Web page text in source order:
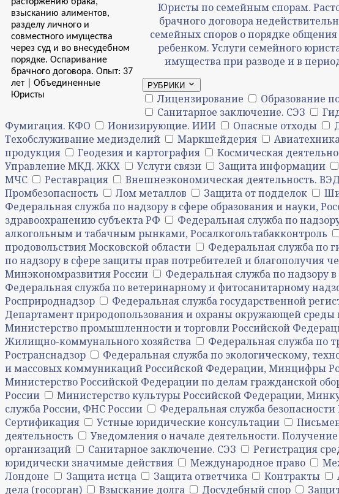
Юристы по семейным спорам.
брачного договора
семейных споров о порядке
ребенком. Услуги семейного
имущества при разводе и в
РУБРИКИ
Лицензирование Образование
Санитарное заключение. СЭЗ
Фумигация. КФО
Ионизирующие. ИИИ Опасные отходы
Техобслуживание медизделий
Маркшейдерия
продукция
Геодезия и картография Космическая
Управление МКД. ЖКХ
Услуги связи Защита информации
МЧС
Реставрация Внешнеэкономическая деятельность. ВЭД
Промбезопасность
Лом металлов Защита от подделок
Федеральная служба по надзору в сфере образования и науки,
здравоохранению субъекта РФ
Федеральная служба по
алкогольным и табачным рынками, Росалкогольтабакконтроль
продовольствия Московской области
Федеральная служба по
по надзору в сфере защиты прав потребителей и благополучия
Минэкономразвития России
Федеральная служба по надзору
Федеральная служба по ветеринарному и фитосанитарному
Росприроднадзор
Федеральная служба государственной
Департамент природопользования и охраны окружающей среды
Министерство промышленности и торговли Российской
Жилищно-коммунального хозяйства
Федеральная служба по
Ространснадзор
Федеральная служба по экологическому,
и массовых коммуникаций Российской Федерации, Минцифры
Министерство Российской Федерации по делам гражданской
России
Министерство культуры Российской Федерации,
служба России, ФНС России
Федеральная служба
Сертификация
Устные юридические консультации
деятельность
Уведомления о начале деятельности.
организаций
Санитарное заключение. СЭЗ Регистрация
юридически значимые действия
Международное право
Лондоне
Защита истца Защита ответчика Контракты
дела (госорган)
Взыскание долга Досудебный спор